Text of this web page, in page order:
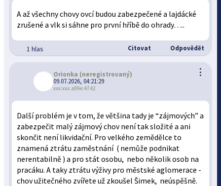
A až všechny chovy ovcí budou zabezpečené a lajdácké
zrušené a vlk si sáhne pro první hříbě do ohrady…..
1 hlas Citovat Odpovědět
⋮
Orionka (neregistrovaný)
09.07.2026, 04:21:29
xxx:xxx.a99e:4742
Další problém je v tom, že většina tady je “zájmových” a
zabezpečit malý zájmový chov není tak složité a ani
skončit není likvidační. Pro velkého zemědělce to
znamená ztrátu zaměstnání ( nemůže podnikat
nerentabilně ) a pro stát osobu, nebo několik osob na
pracáku. A taky ztrátu výživy pro městské aglomerace -
chov užitečného zvířete už zkoušel Šimek, neúspěšně.